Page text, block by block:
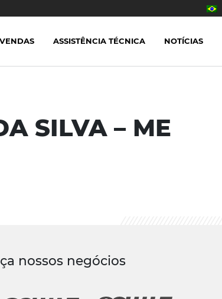
SILVA – ME
nossos negócios
ASSISTÊNCIA TÉCNICA NOTÍCIAS